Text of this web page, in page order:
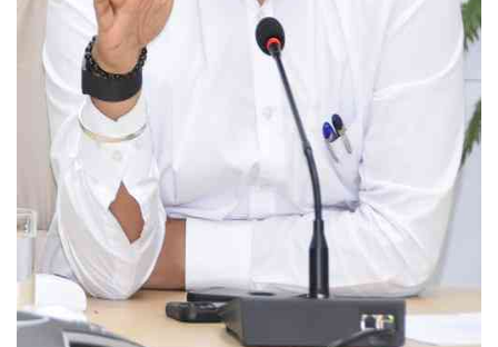
Opinion
World
Hindi News
Hindi Literature
Product Launch
Literature
Punjabi News
Technology